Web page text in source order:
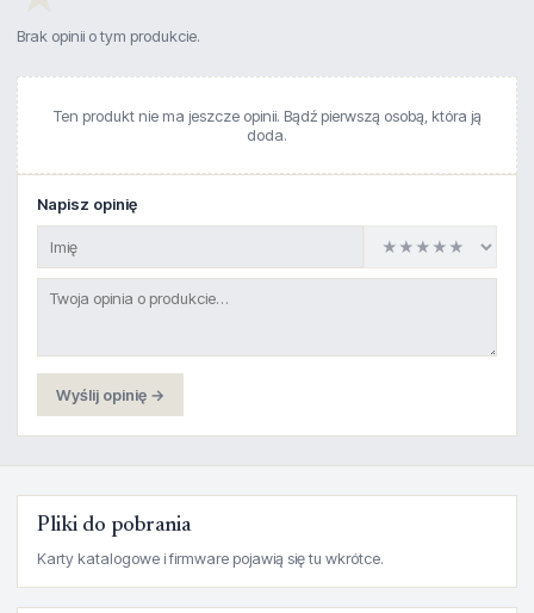
Brak opinii o tym produkcie.
Ten produkt nie ma jeszcze opinii. Bądź pierwszą osobą, która ją
doda.
Napisz opinię
Wyślij opinię →
Pliki do pobrania
Karty katalogowe i firmware pojawią się tu wkrótce.